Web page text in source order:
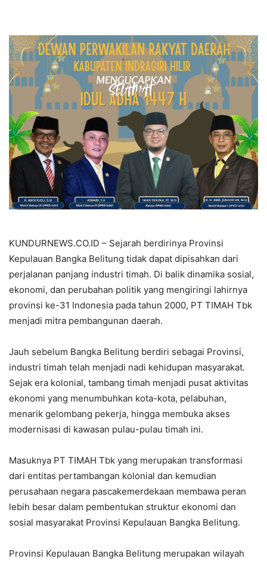
KUNDURNEWS.CO.ID – Sejarah berdirinya Provinsi
Kepulauan Bangka Belitung tidak dapat dipisahkan dari
perjalanan panjang industri timah. Di balik dinamika sosial,
ekonomi, dan perubahan politik yang mengiringi lahirnya
provinsi ke-31 Indonesia pada tahun 2000, PT TIMAH Tbk
menjadi mitra pembangunan daerah.
Jauh sebelum Bangka Belitung berdiri sebagai Provinsi,
industri timah telah menjadi nadi kehidupan masyarakat.
Sejak era kolonial, tambang timah menjadi pusat aktivitas
ekonomi yang menumbuhkan kota-kota, pelabuhan,
menarik gelombang pekerja, hingga membuka akses
modernisasi di kawasan pulau-pulau timah ini.
Masuknya PT TIMAH Tbk yang merupakan transformasi
dari entitas pertambangan kolonial dan kemudian
perusahaan negara pascakemerdekaan membawa peran
lebih besar dalam pembentukan struktur ekonomi dan
sosial masyarakat Provinsi Kepulauan Bangka Belitung.
Provinsi Kepulauan Bangka Belitung merupakan wilayah